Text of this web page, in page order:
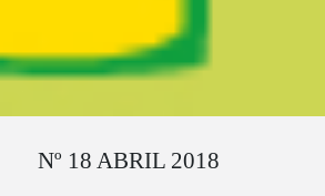
Nº 18 ABRIL 2018